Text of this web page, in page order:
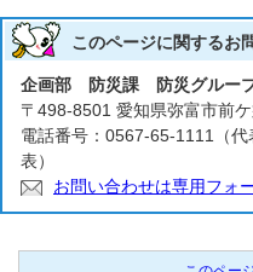
このページに関するお
企画部 防災課 防災グルー
〒498-8501 愛知県弥富市前
電話番号：0567-65-1111（
表）
お問い合わせは専用フォ